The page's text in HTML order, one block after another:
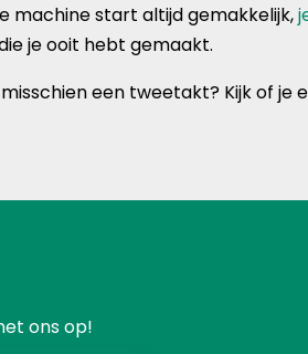
machine start altijd gemakkelijk,
je ooit hebt gemaakt.
een tweetakt? Kijk of je
ons op!